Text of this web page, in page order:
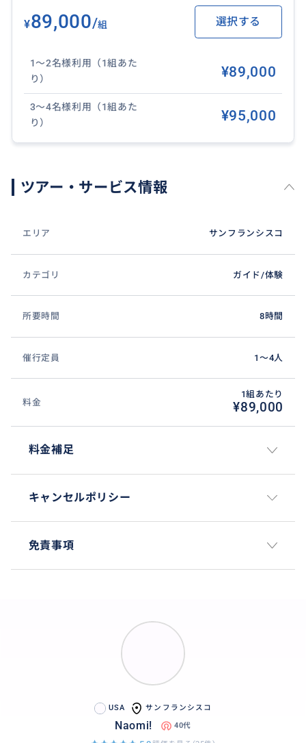
■HP Garage（シリコンバレー発祥の地）
ITの歴史が始まった場所で記念撮影
・記念プレート見学、写真
■ Google Visitor Experience（Google本社）
・Android像エリア
・Google Store
■ランチ（マウンテンビューまたはクパチーノ）
ど）こちらでご予約致します。
・Apple公式ショップ
・展望デッキ
・カフェ
→ ここでしか買えない限定グッズあり
サンフランシスコ市内のホテルへお戻り
優先順に上記のスポットと入れ替えや組み合わせてお
巡り致します。
⭐︎Meta (旧Facebook 本社)
⭐︎コンピュータミュージアム(世界最大級)
⭐︎YouTube（Google傘下）
⭐︎HP(Hewlett-Packard）
¥89,000/組 選択する
1〜2名様利用（1組あた
り）⁠
¥89,000
3〜4名様利用（1組あた
り）
¥95,000
ツアー・サービス情報
エリア サンフランシスコ
カテゴリ ガイド/体験
所要時間 8時間
催行定員 1〜4人
料金
1組あたり
¥89,000
料金補足
キャンセルポリシー
免責事項
USA サンフランシスコ
Naomi! 40代